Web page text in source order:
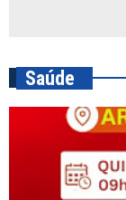
Saúde